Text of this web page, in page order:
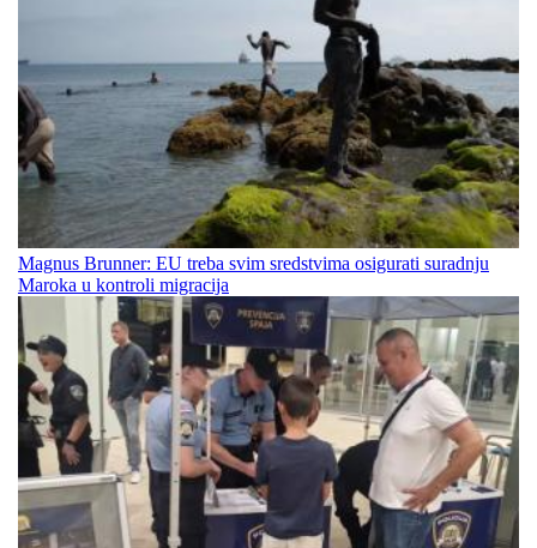
Magnus Brunner: EU treba svim sredstvima osigurati suradnju
Maroka u kontroli migracija